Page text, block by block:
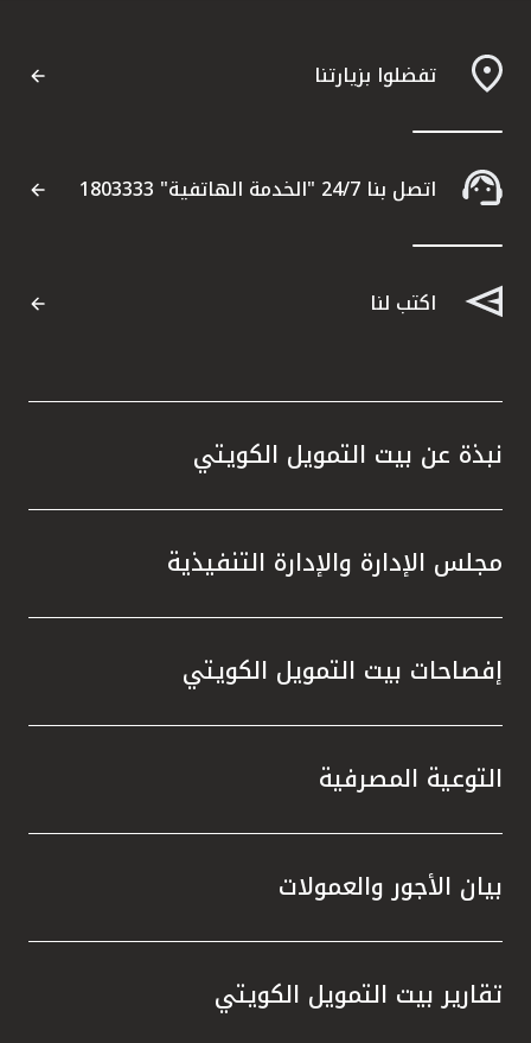
مواقع الفروع وأجهزة الصرف الآلي
ألمانيا
تركيا
المملكة المتحدة
مملكة البحرين
تفضلوا بزيارتنا
اتصل بنا 24/7 "الخدمة الهاتفية" 1803333
اكتب لنا
نبذة عن بيت التمويل الكويتي
مجلس الإدارة والإدارة التنفيذية
إفصاحات بيت التمويل الكويتي
التوعية المصرفية
بيان الأجور والعمولات
تقارير بيت التمويل الكويتي